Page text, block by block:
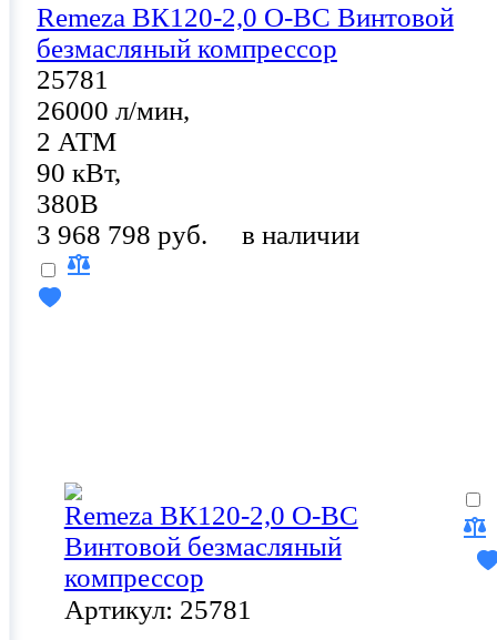
Remeza ВК120-2,0 О-ВС Винтовой
безмасляный компрессор
25781
26000 л/мин,
2 АТМ
90 кВт,
380В
3 968 798 руб.
в наличии
Remeza ВК120-2,0 О-ВС
Винтовой безмасляный
компрессор
Артикул: 25781